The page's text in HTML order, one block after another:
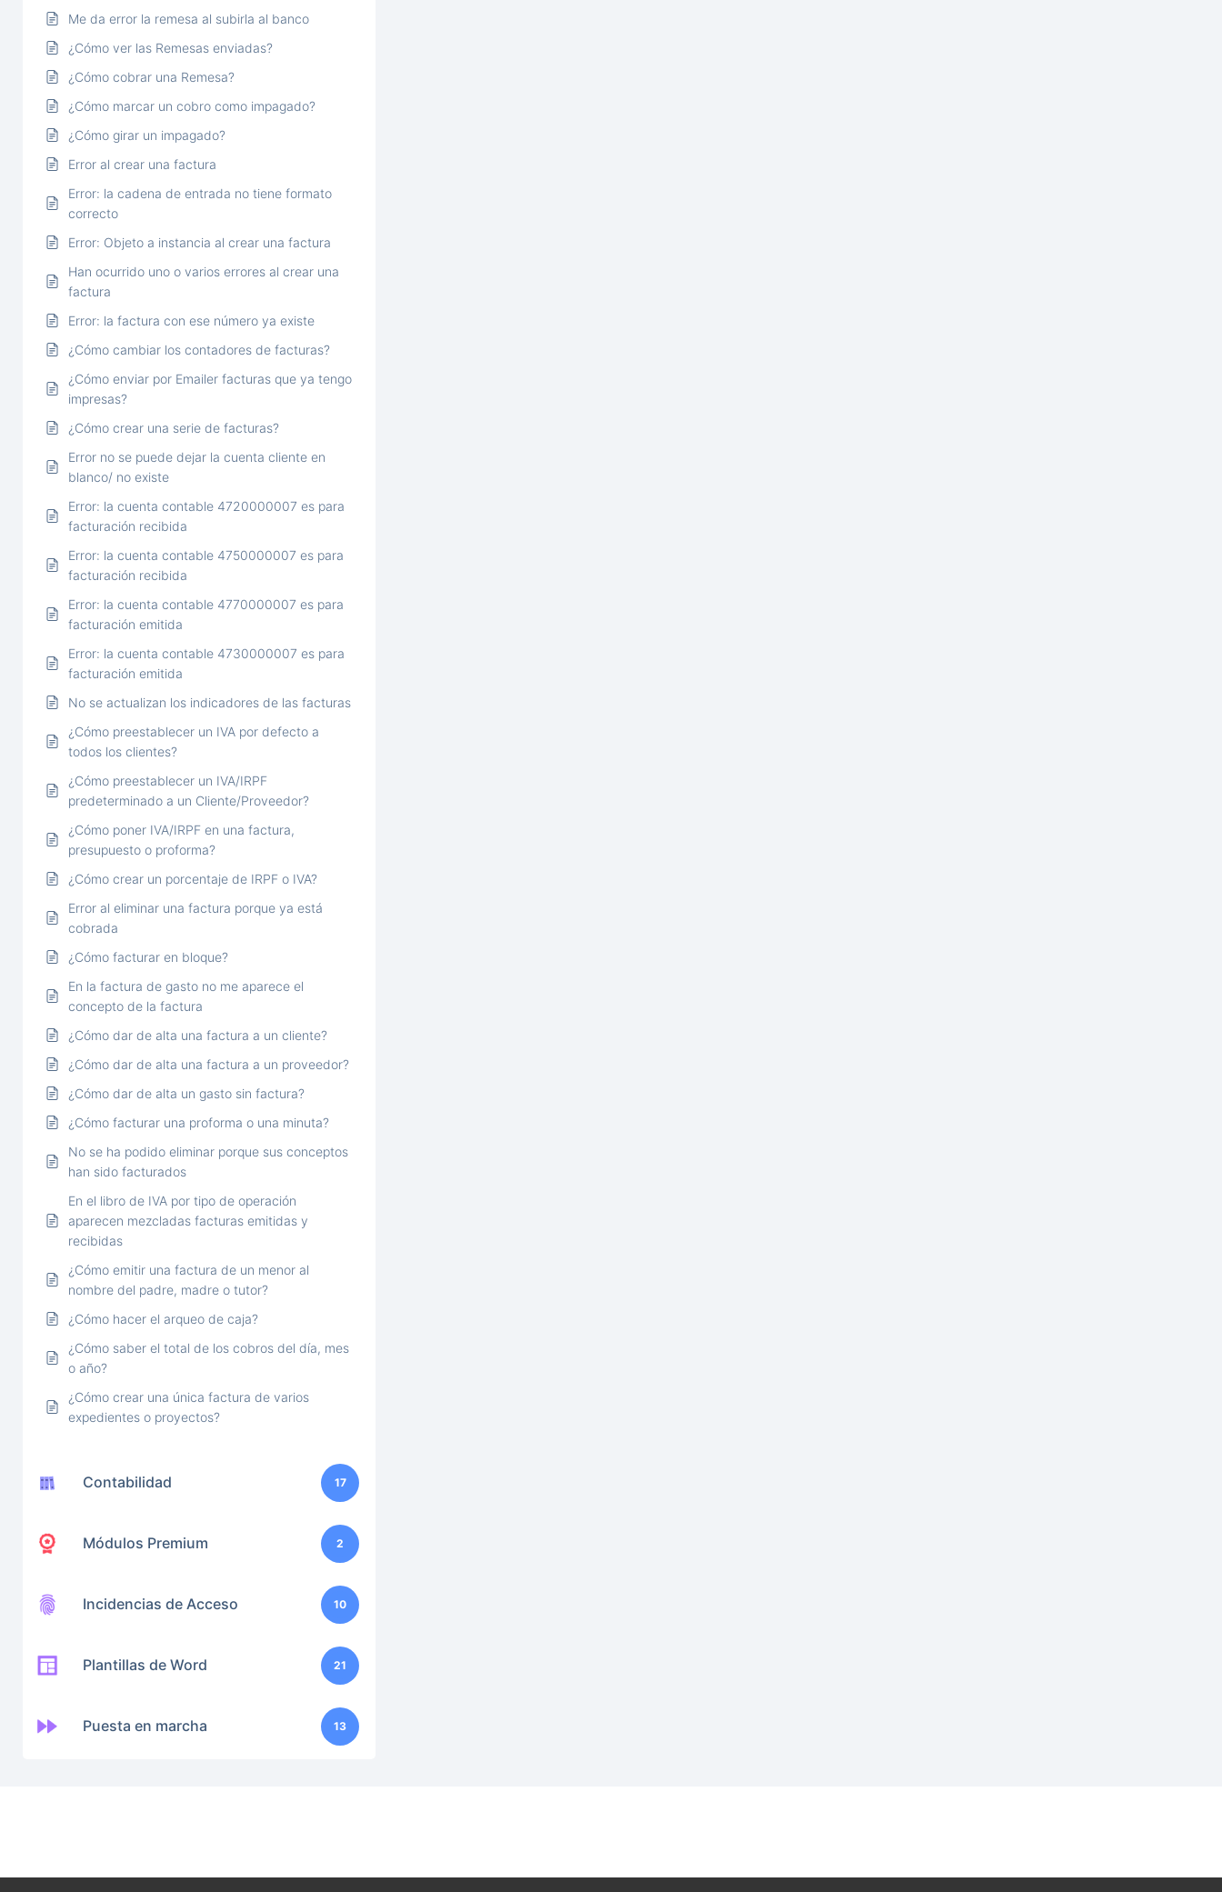
Me da error la remesa al subirla al banco
¿Cómo ver las Remesas enviadas?
¿Cómo cobrar una Remesa?
¿Cómo marcar un cobro como impagado?
¿Cómo girar un impagado?
Error al crear una factura
Error: la cadena de entrada no tiene formato
correcto
Error: Objeto a instancia al crear una factura
Han ocurrido uno o varios errores al crear una
factura
Error: la factura con ese número ya existe
¿Cómo cambiar los contadores de facturas?
¿Cómo enviar por Emailer facturas que ya tengo
impresas?
¿Cómo crear una serie de facturas?
Error no se puede dejar la cuenta cliente en
blanco/ no existe
Error: la cuenta contable 4720000007 es para
facturación recibida
Error: la cuenta contable 4750000007 es para
facturación recibida
Error: la cuenta contable 4770000007 es para
facturación emitida
Error: la cuenta contable 4730000007 es para
facturación emitida
No se actualizan los indicadores de las facturas
¿Cómo preestablecer un IVA por defecto a
todos los clientes?
¿Cómo preestablecer un IVA/IRPF
predeterminado a un Cliente/Proveedor?
¿Cómo poner IVA/IRPF en una factura,
presupuesto o proforma?
¿Cómo crear un porcentaje de IRPF o IVA?
Error al eliminar una factura porque ya está
cobrada
¿Cómo facturar en bloque?
En la factura de gasto no me aparece el
concepto de la factura
¿Cómo dar de alta una factura a un cliente?
¿Cómo dar de alta una factura a un proveedor?
¿Cómo dar de alta un gasto sin factura?
¿Cómo facturar una proforma o una minuta?
No se ha podido eliminar porque sus conceptos
han sido facturados
En el libro de IVA por tipo de operación
aparecen mezcladas facturas emitidas y
recibidas
¿Cómo emitir una factura de un menor al
nombre del padre, madre o tutor?
¿Cómo hacer el arqueo de caja?
¿Cómo saber el total de los cobros del día, mes
o año?
¿Cómo crear una única factura de varios
expedientes o proyectos?
Contabilidad 17
Módulos Premium 2
Incidencias de Acceso 10
Plantillas de Word 21
Puesta en marcha 13